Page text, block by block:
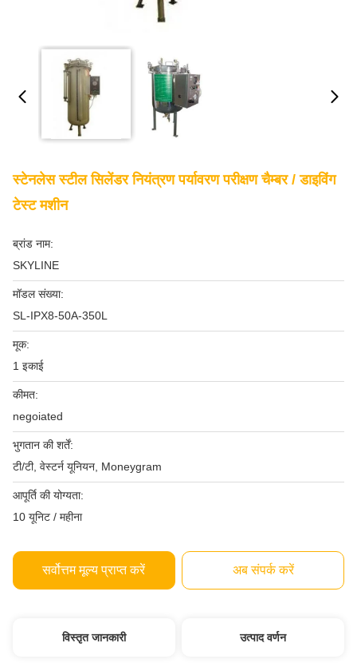
स्टेनलेस स्टील सिलेंडर नियंत्रण पर्यावरण परीक्षण चैम्बर / डाइविंग
टेस्ट मशीन
ब्रांड नाम:
SKYLINE
मॉडल संख्या:
SL-IPX8-50A-350L
मूक:
1 इकाई
कीमत:
negoiated
भुगतान की शर्तें:
टी/टी, वेस्टर्न यूनियन, Moneygram
आपूर्ति की योग्यता:
10 यूनिट / महीना
सर्वोत्तम मूल्य प्राप्त करें अब संपर्क करें
विस्तृत जानकारी उत्पाद वर्णन